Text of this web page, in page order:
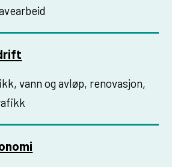
vann og avløp, renovasjon,